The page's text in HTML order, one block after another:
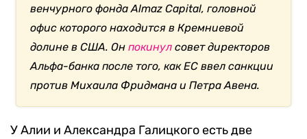
венчурного фонда Almaz Capital, головной
офис которого находится в Кремниевой
долине в США.Онпокинул совет директоров
Альфа-банка после того, как ЕС ввел санкции
против Михаила Фридмана и Петра Авена.
У Алии и Александра Галицкого есть две